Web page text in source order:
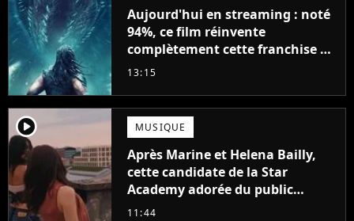
Aujourd'hui en streaming : noté
94%, ce film réinvente
complètement cette franchise de
science-fiction vieille de 40 ans
13:15
player2 MUSIQUE
Après Marine et Helena Bailly,
cette candidate de la Star
Academy adorée du public
annonce son premier album,
11:44